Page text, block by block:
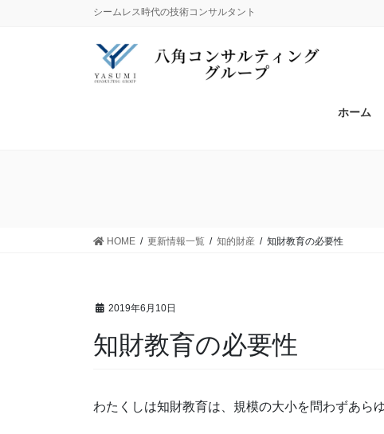
シームレス時代の技術コンサルタント
ホーム
HOME 更新情報一覧 知的財産 知財教育の必要性
2019年6月10日
知財教育の必要性
わたくしは知財教育は、規模の大小を問わずあら